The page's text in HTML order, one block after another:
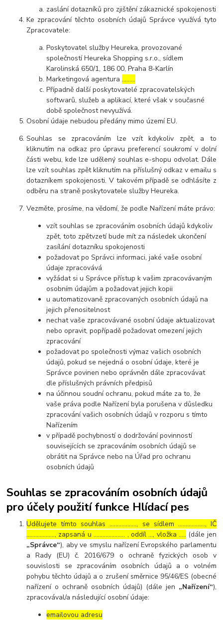
zaslání dotazníků pro zjištění zákaznické spokojenosti
Ke zpracování těchto osobních údajů Správce využívá tyto
Zpracovatele:
Poskytovatel služby Heureka, provozované
společností Heureka Shopping s.r.o., sídlem
Karolinská 650/1, 186 00, Praha 8-Karlín
Marketingová agentura………
Případně další poskytovatelé zpracovatelských
softwarů, služeb a aplikací, které však v současné
době společnost nevyužívá.
Osobní údaje nebudou předány mimo území EU.
Souhlas se zpracováním lze vzít kdykoliv zpět, a to
kliknutím na odkaz pro úpravu preferencí soukromí v dolní
části webu, kde lze udělený souhlas e-shopu odvolat. Dále
lze vzít souhlas zpět kliknutím na příslušný odkaz v emailu s
dotazníkem spokojenosti. V takovém případě se odhlásíte z
odběru na straně poskytovatele služby Heureka.
Vezměte, prosíme, na vědomí, že podle Nařízení máte právo:
vzít souhlas se zpracováním osobních údajů kdykoliv
zpět, toto zpětvzetí bude mít za následek ukončení
zasílání dotazníku spokojenosti
požadovat po Správci informaci, jaké vaše osobní
údaje zpracovává
vyžádat si u Správce přístup k vašim zpracovávaným
osobním údajům a požadovat jejich kopii
u automatizovaně zpracovaných osobních údajů na
jejich přenositelnost
nechat vaše zpracovávané osobní údaje aktualizovat
nebo opravit, popřípadě požadovat omezení jejich
zpracování
požadovat po společnosti výmaz vašich osobních
údajů, pokud se nejedná o osobní údaje, které je
Správce povinen nebo oprávněn dále zpracovávat
dle příslušných právních předpisů
na účinnou soudní ochranu, pokud máte za to, že
vaše práva podle Nařízení byla porušena v důsledku
zpracování vašich osobních údajů v rozporu s tímto
Nařízením
v případě pochybností o dodržování povinností
souvisejících se zpracováním osobních údajů se
obrátit na Správce nebo na Úřad pro ochranu
osobních údajů
Souhlas se zpracováním osobních údajů
pro účely použití funkce Hlídací pes
Udělujete tímto souhlas ……………..., se sídlem ………………, IČ
………………., zapsaná u ………………… , oddíl …, vložka ….. (dále jen
„Správce“), aby ve smyslu nařízení Evropského parlamentu
a Rady (EU) č. 2016/679 o ochraně fyzických osob v
souvislosti se zpracováním osobních údajů a o volném
pohybu těchto údajů a o zrušení směrnice 95/46/ES (obecné
nařízení o ochraně osobních údajů) (dále jen „Nařízení“),
zpracovával/a následující osobní údaje:
emailovou adresu